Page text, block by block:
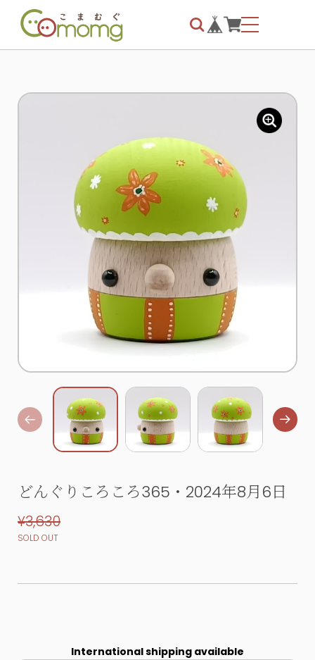
どんぐりころころ365・2024年8月6日
¥3,630
SOLD OUT
International shipping available